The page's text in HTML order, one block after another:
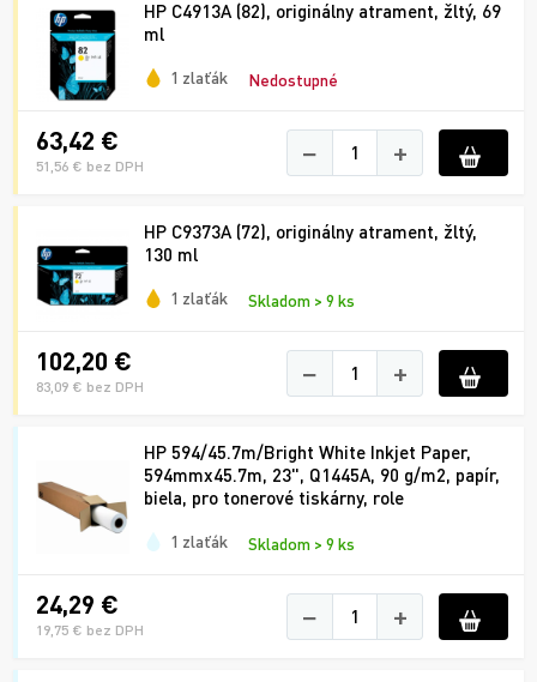
HP C4913A (82), originálny atrament, žltý, 69
ml
1 zlaťák Nedostupné
63,42 €
51,56 € bez DPH − +
HP C9373A (72), originálny atrament, žltý,
130 ml
1 zlaťák Skladom > 9 ks
102,20 €
83,09 € bez DPH − +
HP 594/45.7m/Bright White Inkjet Paper,
594mmx45.7m, 23", Q1445A, 90 g/m2, papír,
biela, pro tonerové tiskárny, role
1 zlaťák Skladom > 9 ks
24,29 €
19,75 € bez DPH − +